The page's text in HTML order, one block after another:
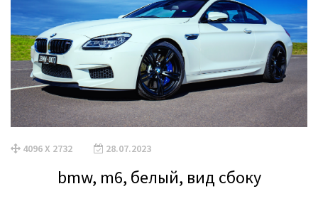
4096 X 2732 28.07.2023
bmw, m6, белый, вид сбоку